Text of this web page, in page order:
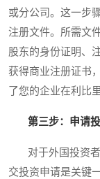
或分公司。这一步
注册文件。所需文
股东的身份证明、
获得商业注册证书
了您的企业在利比
第三步：申请
对于外国投资者
交投资申请是关键